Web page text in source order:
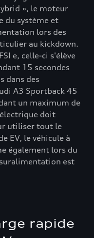
», le moteur
du système et
lors des
au kickdown.
e, celle-ci s'élève
15 secondes
dans des
A3 Sportback 45
un maximum de
doit
utiliser tout le
EV, le véhicule à
également lors du
est
rapide